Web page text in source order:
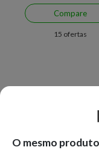
Compare
15 ofertas
O mesmo